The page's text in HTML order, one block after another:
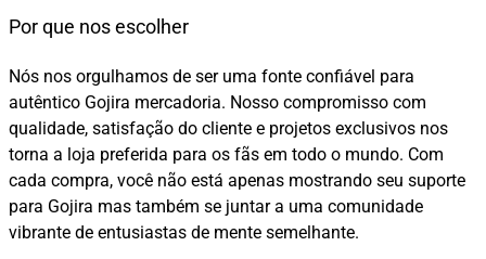
Por que nos escolher
Nós nos orgulhamos de ser uma fonte confiável para
autêntico Gojira mercadoria. Nosso compromisso com
qualidade, satisfação do cliente e projetos exclusivos nos
torna a loja preferida para os fãs em todo o mundo. Com
cada compra, você não está apenas mostrando seu suporte
para Gojira mas também se juntar a uma comunidade
vibrante de entusiastas de mente semelhante.